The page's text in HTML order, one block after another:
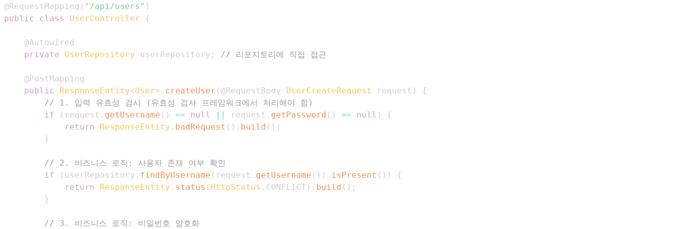
@RequestMapping ( "/api/users" )
public
class UserController {
@Autowired
private
UserRepository userRepository ; // 리포지토리에 직접 접근
@PostMapping
public
ResponseEntity<User> createUser (@RequestBody UserCreateRequest request )
{
// 1. 입력 유효성 검사 (유효성 검사 프레임워크에서 처리해야 함)
if
( request . getUsername ( ) == null request . getPassword ( ) == null )
{
return
ResponseEntity . badRequest ( ) . build ( ) ;
}
// 2. 비즈니스 로직: 사용자 존재 여부 확인
if
( userRepository . findByUsername ( request . getUsername ( ) ) . isPresent ( ) )
{
return
ResponseEntity . status ( HttpStatus . CONFLICT ) . build ( ) ;
}
// 3. 비즈니스 로직: 비밀번호 암호화